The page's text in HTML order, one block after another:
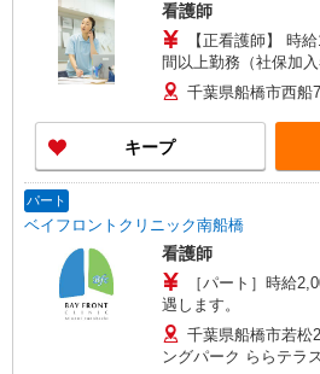
看護師
【正看護師】 時給
間以上勤務（社保加
1,865円 【准看護師】 時給1,395円〜1,515円 ◎週
20時間以上勤務（社
円〜1,565円 ※各種手当込 ※時給は経験により異
なる
千葉県船橋市西船
キープ
パート
ベイフロントクリニック南船橋
看護師
［パート］時給
遇します。
千葉県船橋市若
ングパーク ららテラ